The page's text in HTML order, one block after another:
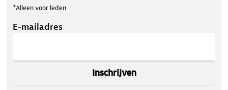
*Alleen voor leden
E-mailadres
Inschrijven